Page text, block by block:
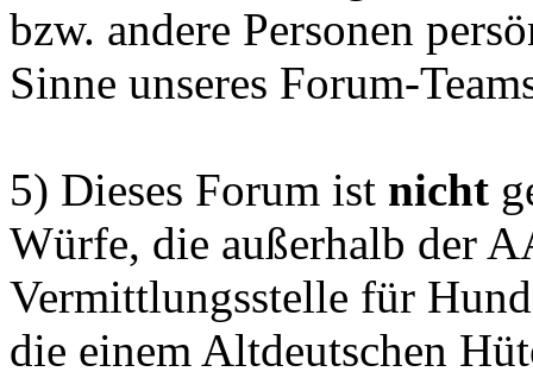
bzw. andere Personen
Sinne unseres Forum-
5) Dieses Forum ist nicht
Würfe, die außerhalb der
Vermittlungsstelle für
die einem Altdeutschen